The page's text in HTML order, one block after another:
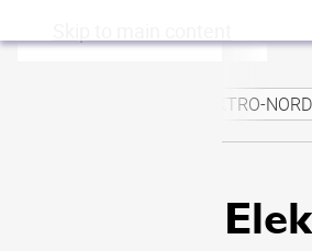
ELEKTRO-NORD